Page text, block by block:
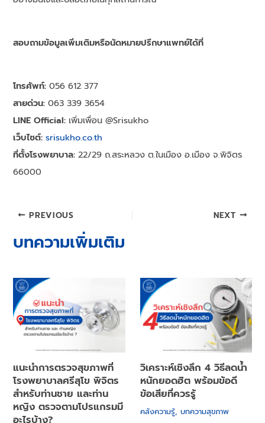
สอบถามข้อมูลเพิ่มเติมหรือนัดหมายปรึกษาแพทย์ได้ที่
โทรศัพท์:056 612 377
สายด่วน:063 339 3654
LINE Official: เพิ่มเพื่อน @Srisukho
เว็บไซต์:srisukho.co.th
ที่ตั้งโรงพยาบาล:22/29 ถ.สระหลวง ต.ในเมือง อ.เมือง จ.พิจิตร
66000
Post
PREVIOUS NEXT
บทความเพิ่มเติม
แนะนำการตรวจสุขภาพที่
โรงพยาบาลศรีสุโข พิจิตร
สำหรับท่านชาย และท่าน
หญิง ตรวจตามโปรแกรมมี
อะไรบ้าง?
วิเคราะห์เชิงลึก 4 วิธีลดน้ำ
หนักยอดฮิต พร้อมข้อดี
ข้อเสียที่ควรรู้
คลังความรู้, บทความสุขภาพ